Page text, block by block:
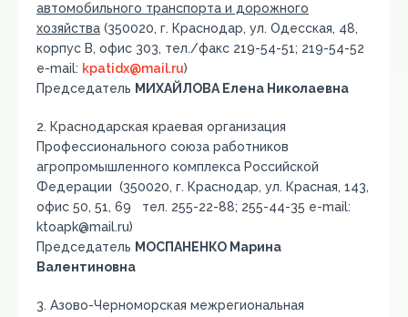
автомобильного транспорта и дорожного
хозяйства (350020, г. Краснодар, ул. Одесская, 48,
корпус В, офис 303, тел./факс 219-54-51; 219-54-52
e-mail: kpatidx@mail.ru)
Председатель МИХАЙЛОВА Елена Николаевна
2. Краснодарская краевая организация
Профессионального союза работников
агропромышленного комплекса Российской
Федерации (350020, г. Краснодар, ул. Красная, 143,
офис 50, 51, 69 тел. 255-22-88; 255-44-35 e-mail:
ktoapk@mail.ru)
Председатель МОСПАНЕНКО Марина
Валентиновна
3. Азово-Черноморская межрегиональная